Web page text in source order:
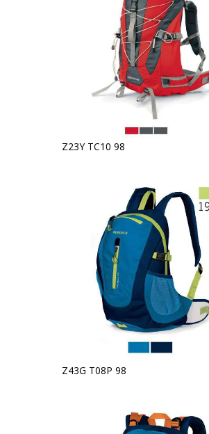
Z23Y TC10 98
Z43G T08P 98